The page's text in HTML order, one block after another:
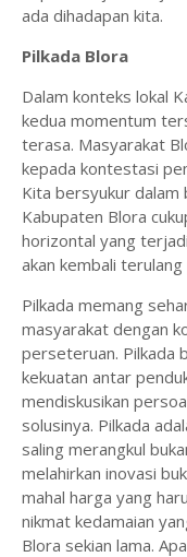
ada dihadapan kita.
Pilkada Blora
Dalam konteks lokal
kedua momentum
terasa. Masyarakat
kepada kontestasi
Kita bersyukur
Kabupaten Blora
horizontal yang
akan kembali terulang
Pilkada memang
masyarakat dengan
perseteruan. Pilkada
kekuatan antar
mendiskusikan
solusinya. Pilkada
saling merangkul
melahirkan inovasi
mahal harga yang
nikmat kedamaian
Blora sekian lama.